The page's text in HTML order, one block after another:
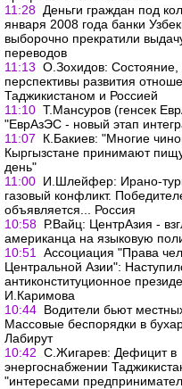
11:28 Деньги граждан под
января 2008 года банки
выборочно прекратили
переводов
11:13 О.Зохидов:
перспективы развития
Таджикистаном и Россией
11:10 Т.Мансуров (генсек
"ЕврАзЭС - новый этап
11:07
К.Бакиев: "Многие
Кыргызстане принимают
день"
11:00 И.Шлейфер: Ирано-
газовый конфликт.
объявляется... Россия
10:58 Р.Вайц: ЦентрАзия -
американца на языковую
10:51
Ассоциация "Права
Центральной Азии":
антиконституционное
И.Каримова
10:44 Водители бьют
Массовые беспорядки в
Лабирут
10:42 С.Жигарев: Дефицит в
энергоснабжении
"интересами